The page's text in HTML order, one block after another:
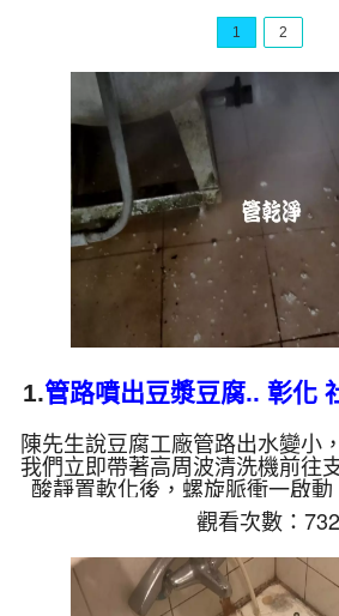
1 2
1.管路噴出豆漿豆腐.. 彰化
路
陳先生說豆腐工廠管路出水變小
我們立即帶著高周波清洗機前往
酸靜置軟化後，螺旋脈衝一啟
漿！忽然掉出白色豆腐，不一會
來越多，六個多小時後，出水變
了。 為什麼水管需要定期「大掃
不走管壁陳年汙垢。不同的水質
居家隱患： 棕色（鐵鏽）： 管
觀看次數：732